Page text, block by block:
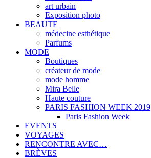
art urbain
Exposition photo
BEAUTE
médecine esthétique
Parfums
MODE
Boutiques
créateur de mode
mode homme
Mira Belle
Haute couture
PARIS FASHION WEEK 2019
Paris Fashion Week
EVENTS
VOYAGES
RENCONTRE AVEC…
BRÈVES